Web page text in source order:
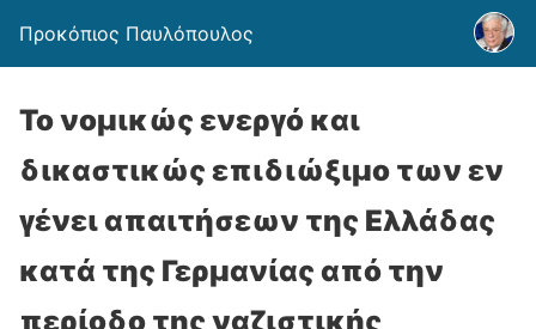
Προκόπιος Παυλόπουλος
Το νομικώς ενεργό και
δικαστικώς επιδιώξιμο των εν
γένει απαιτήσεων της Ελλάδας
κατά της Γερμανίας από την
περίοδο της ναζιστικής